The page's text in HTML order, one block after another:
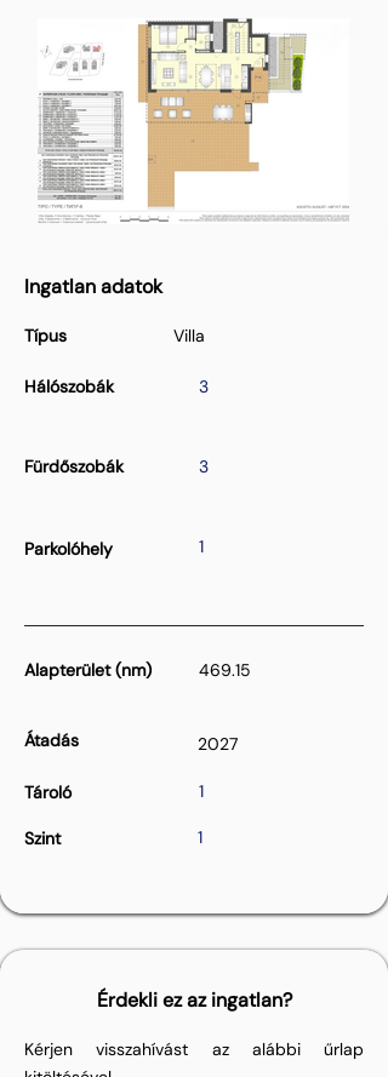
Ingatlan adatok
Típus
Hálószobák
Villa
3
Fürdőszobák 3
Parkolóhely 1
Alapterület (nm) 469.15
Átadás 2027
Tároló 1
Szint 1
Érdekli ez az ingatlan?
Kérjen visszahívást az alábbi űrlap